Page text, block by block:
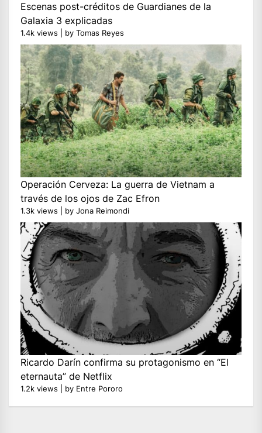
Escenas post-créditos de Guardianes de la
Galaxia 3 explicadas
1.4k views by Tomas Reyes
Operación Cerveza: La guerra de Vietnam a
través de los ojos de Zac Efron
1.3k views by Jona Reimondi
Ricardo Darín confirma su protagonismo en “El
eternauta” de Netflix
1.2k views by Entre Pororo